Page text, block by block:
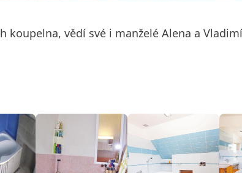
vědí své i manželé Alena a